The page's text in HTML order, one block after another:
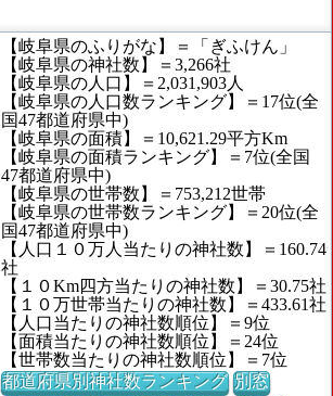
【岐阜県のふりがな】＝「ぎふけん」
【岐阜県の神社数】＝3,266社
【岐阜県の人口】＝2,031,903人
【岐阜県の人口数ランキング】＝17位(全
国47都道府県中)
【岐阜県の面積】＝10,621.29平方Km
【岐阜県の面積ランキング】＝7位(全国
47都道府県中)
【岐阜県の世帯数】＝753,212世帯
【岐阜県の世帯数ランキング】＝20位(全
国47都道府県中)
【人口１０万人当たりの神社数】＝160.74
社
【１０Km四方当たりの神社数】＝30.75社
【１０万世帯当たりの神社数】＝433.61社
【人口当たりの神社数順位】＝9位
【面積当たりの神社数順位】＝24位
【世帯数当たりの神社数順位】＝7位
都道府県別神社数ランキング 別窓